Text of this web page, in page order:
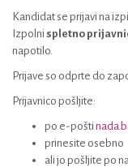
Kandidat se prijavi na
Izpolni spletno
napotilo.
Prijave so odprte do
Prijavnico pošljite:
po e-pošti
prinesite osebno
ali jo pošljite po